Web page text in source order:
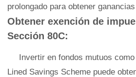
prolongado para obtener
Obtener exención de
Sección 80C:
Invertir en fondos mutuos
Lined Savings Scheme puede